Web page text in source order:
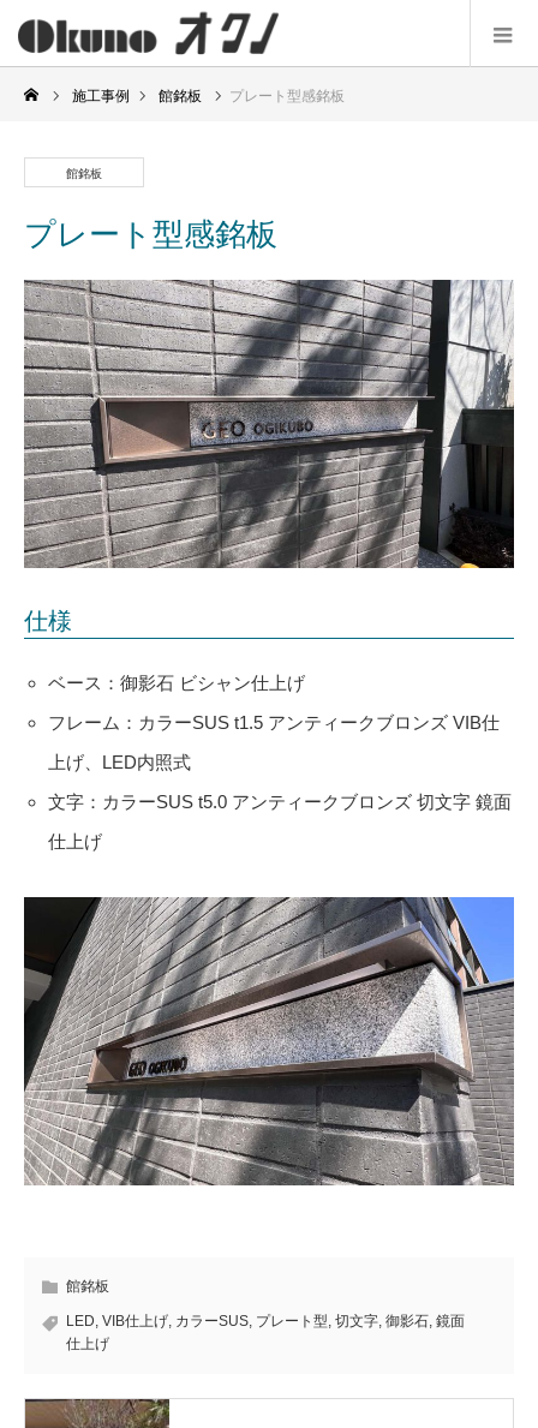
施工事例 館銘板 プレート型感銘板
館銘板
プレート型感銘板
仕様
ベース：御影石 ビシャン仕上げ
フレーム：カラーSUS t1.5 アンティークブロンズ VIB仕
上げ、LED内照式
文字：カラーSUS t5.0 アンティークブロンズ 切文字 鏡面
仕上げ
館銘板
LED, VIB仕上げ, カラーSUS, プレート型, 切文字, 御影石, 鏡面
仕上げ